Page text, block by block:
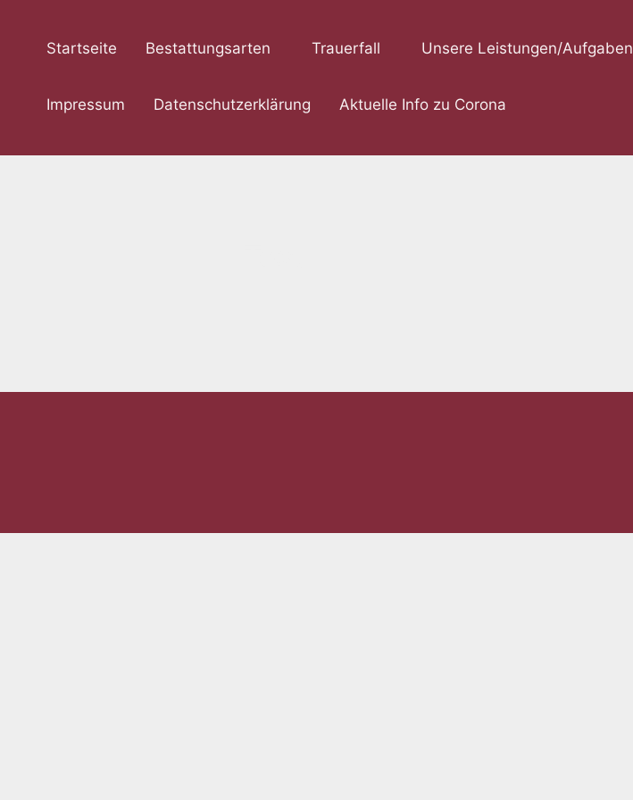
Startseite Bestattungsarten Trauerfall Unsere Leistungen/Aufgaben
Impressum Datenschutzerklärung Aktuelle Info zu Corona